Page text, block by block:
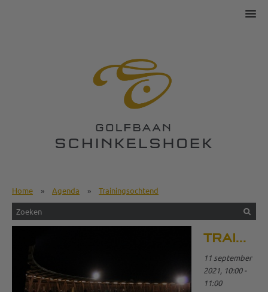
Home » Agenda » Trainingsochtend
TRAININGSOCHTEND
11 september
2021, 10:00 -
11:00